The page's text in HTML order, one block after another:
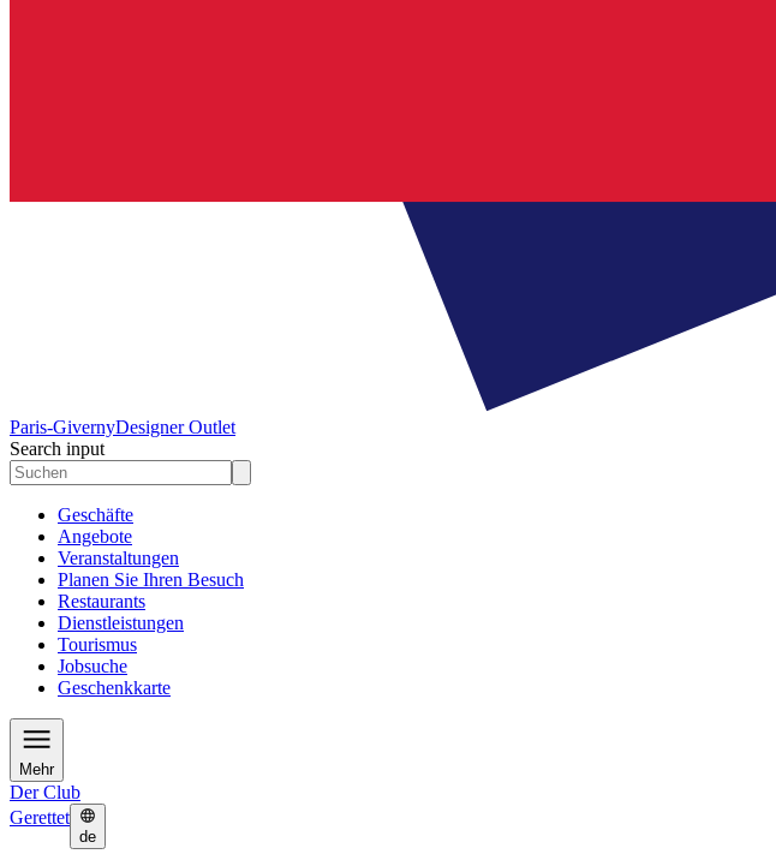
Paris-GivernyDesigner Outlet
Search input
Geschäfte
Angebote
Veranstaltungen
Planen Sie Ihren Besuch
Restaurants
Dienstleistungen
Tourismus
Jobsuche
Geschenkkarte
Mehr
Der Club
Gerettet
de